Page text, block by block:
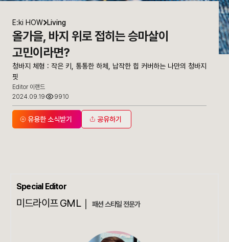
E:ki HOW Living
올가을, 바지 위로 접히는 승마살이
고민이라면?
청바지 체형 : 작은 키, 통통한 하체, 납작한 힙 커버하는 나만의 청바지
핏
Editor 이랜드
2024.09.19
9910
유용한 소식받기 공유하기
Special Editor
미드라이프 GML｜ 패션 스타일 전문가